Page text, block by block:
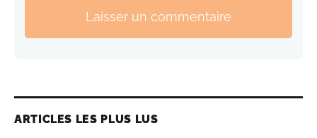
Laisser un commentaire
ARTICLES LES PLUS LUS